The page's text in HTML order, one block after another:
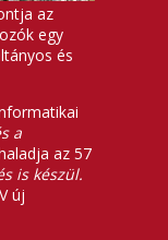
az
egy
és
a
az 57
is készül.
új